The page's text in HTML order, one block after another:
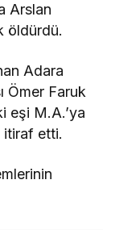
Arslan
öldürdü.
Adara
Ömer Faruk
eşi M.A.’ya
itiraf etti.